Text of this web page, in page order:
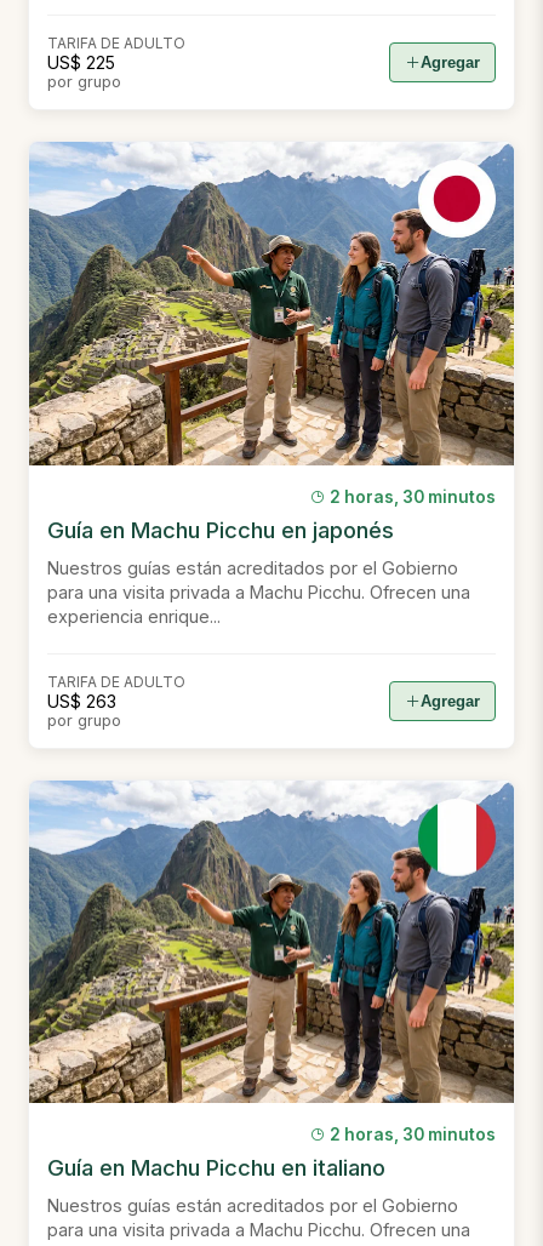
TARIFA DE ADULTO
US$ 225
por grupo
Agregar
2 horas, 30 minutos
Guía en Machu Picchu en japonés
Nuestros guías están acreditados por el Gobierno
para una visita privada a Machu Picchu. Ofrecen una
experiencia enrique...
TARIFA DE ADULTO
US$ 263
por grupo
Agregar
2 horas, 30 minutos
Guía en Machu Picchu en italiano
Nuestros guías están acreditados por el Gobierno
para una visita privada a Machu Picchu. Ofrecen una